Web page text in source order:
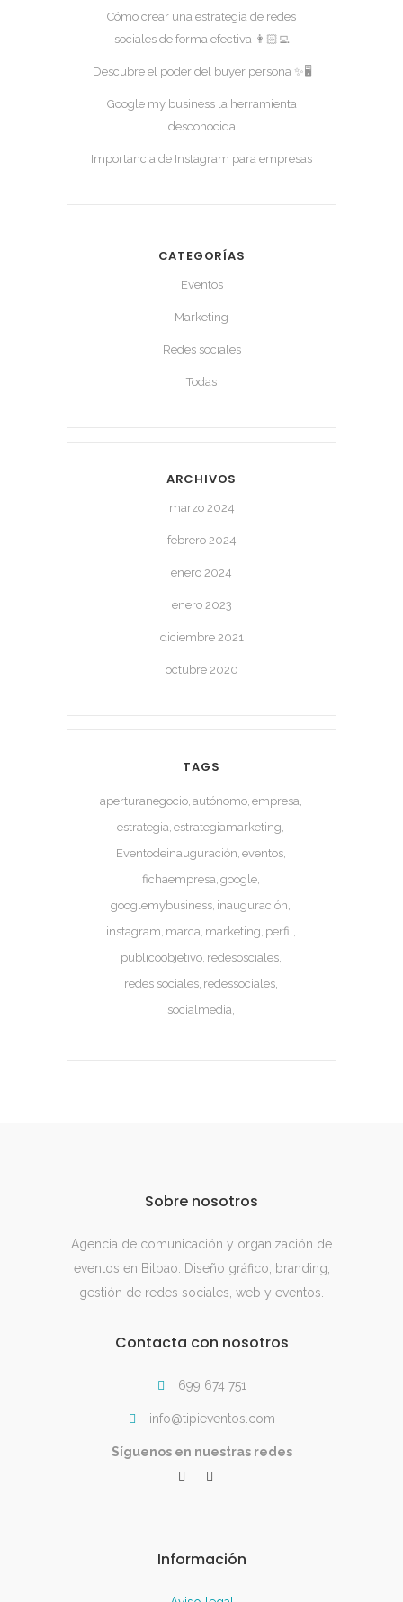
Cómo crear una estrategia de redes
sociales de forma efectiva 👩🏻‍💻
Descubre el poder del buyer persona ✨🖥️
Google my business la herramienta
desconocida
Importancia de Instagram para empresas
CATEGORÍAS
Eventos
Marketing
Redes sociales
Todas
ARCHIVOS
marzo 2024
febrero 2024
enero 2024
enero 2023
diciembre 2021
octubre 2020
TAGS
aperturanegocio autónomo empresa
estrategia estrategiamarketing
Eventodeinauguración eventos
fichaempresa google
googlemybusiness inauguración
instagram marca marketing perfil
publicoobjetivo redesosciales
redes sociales redessociales
socialmedia
Sobre nosotros
Agencia de comunicación y organización de
eventos en Bilbao. Diseño gráfico, branding,
gestión de redes sociales, web y eventos.
Contacta con nosotros
699 674 751
info@tipieventos.com
Síguenos en nuestras redes
Información